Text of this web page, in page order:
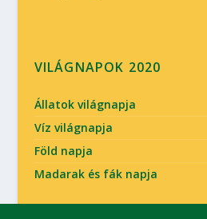
VILÁGNAPOK 2020
Állatok világnapja
Víz világnapja
Föld napja
Madarak és fák napja